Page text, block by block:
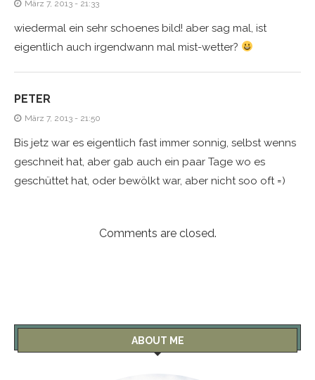
März 7, 2013 - 21:33
wiedermal ein sehr schoenes bild! aber sag mal, ist
eigentlich auch irgendwann mal mist-wetter?
PETER
März 7, 2013 - 21:50
Bis jetz war es eigentlich fast immer sonnig, selbst wenns
geschneit hat, aber gab auch ein paar Tage wo es
geschüttet hat, oder bewölkt war, aber nicht soo oft =)
Comments are closed.
ABOUT ME